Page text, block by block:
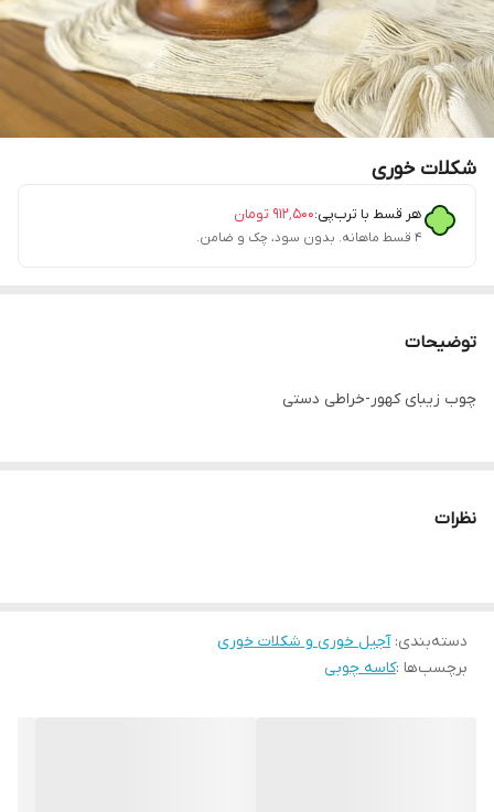
شکلات خوری
هر قسط با ترب‌پی:۹۱۲٬۵۰۰ تومان
۴ قسط ماهانه. بدون سود، چک و ضامن.
توضیحات
چوب زیبای کهور-خراطی دستی
نظرات
دسته‌بندی:آجیل خوری و شکلات خوری
برچسب‌ها :کاسه چوبی